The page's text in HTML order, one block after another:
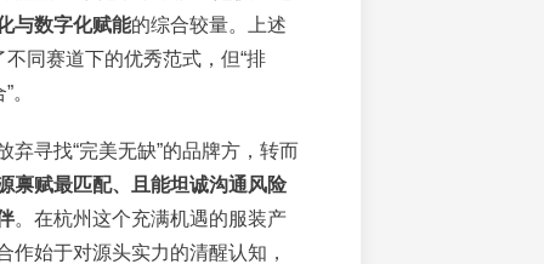
与数字化赋能的综合较量。上述
同赛道下的优秀范式，但“排
。
弃寻找“完美无缺”的品牌方，转而
禀赋最匹配、且能坦诚沟通风险
。在杭州这个充满机遇的服装产
作始于对源头实力的清醒认知，